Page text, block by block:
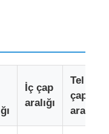
İç çap
aralığı
Tel
çapı
aralığı